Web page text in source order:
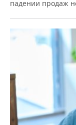
падении продаж